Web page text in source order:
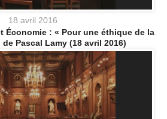
18 avril 2016
Économie : « Pour une éthique de la
Pascal Lamy (18 avril 2016)